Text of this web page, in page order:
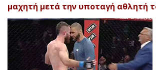
μαχητή μετά την υποταγή αθλητή